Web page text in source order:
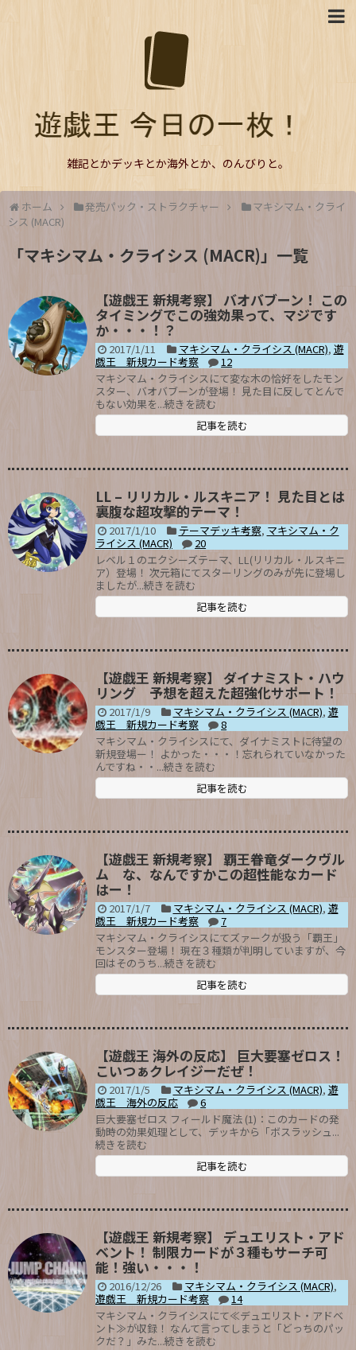
雑記とかデッキとか海外とか、のんびりと。
ホーム 発売パック・ストラクチャー
マキシマム・クライ
シス (MACR)
「マキシマム・クライシス (MACR) 」 一覧
【遊戯王 新規考察】 バオバブーン！ この
タイミングでこの強効果って、マジです
か・・・！？
2017/1/11 マキシマム・クライシス (MACR), 遊
戯王 新規カード考察
12
マキシマム・クライシスにて変な木の恰好をしたモン
スター、バオバブーンが登場！ 見た目に反してとんで
もない効果を...続きを読む
記事を読む
LL – リリカル・ルスキニア！ 見た目とは
裏腹な超攻撃的テーマ！
2017/1/10 テーマデッキ考察, マキシマム・ク
ライシス (MACR)
20
レベル１のエクシーズテーマ、LL(リリカル・ルスキニ
ア）登場！ 次元箱にてスターリングのみが先に登場し
ましたが...続きを読む
記事を読む
【遊戯王 新規考察】 ダイナミスト・ハウ
リング 予想を超えた超強化サポート！
2017/1/9 マキシマム・クライシス (MACR), 遊
戯王 新規カード考察
8
マキシマム・クライシスにて、ダイナミストに待望の
新規登場ー！ よかった・・・！忘れられていなかった
んですね・・...続きを読む
記事を読む
【遊戯王 新規考察】 覇王眷竜ダークヴル
ム な、なんですかこの超性能なカード
はー！
2017/1/7 マキシマム・クライシス (MACR), 遊
戯王 新規カード考察
7
マキシマム・クライシスにてズァークが扱う「覇王」
モンスター登場！ 現在３種類が判明していますが、今
回はそのうち...続きを読む
記事を読む
【遊戯王 海外の反応】 巨大要塞ゼロス！
こいつぁクレイジーだぜ！
2017/1/5 マキシマム・クライシス (MACR), 遊
戯王 海外の反応
6
巨大要塞ゼロス フィールド魔法 (1)：このカードの発
動時の効果処理として、デッキから「ボスラッシュ...
続きを読む
記事を読む
【遊戯王 新規考察】 デュエリスト・アド
ベント！ 制限カードが３種もサーチ可
能！強い・・・！
2016/12/26 マキシマム・クライシス (MACR),
遊戯王 新規カード考察
14
マキシマム・クライシスにて≪デュエリスト・アドベ
ント≫が収録！ なんて言ってしまうと「どっちのパッ
クだ？」みた...続きを読む